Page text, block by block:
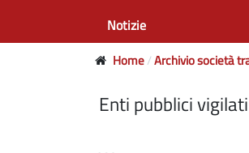
Notizie
Home Archivio società
Enti pubblici vigilati